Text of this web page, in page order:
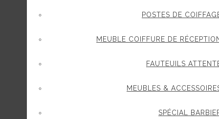
POSTES DE
MEUBLE COIFFURE DE
FAUTEUILS
MEUBLES &
SPÉCIAL